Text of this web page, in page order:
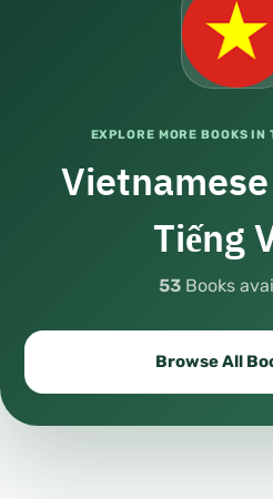
EXPLORE MORE BOOKS IN
Vietnamese الفيتنامية
Tiếng
53 Books
Browse All